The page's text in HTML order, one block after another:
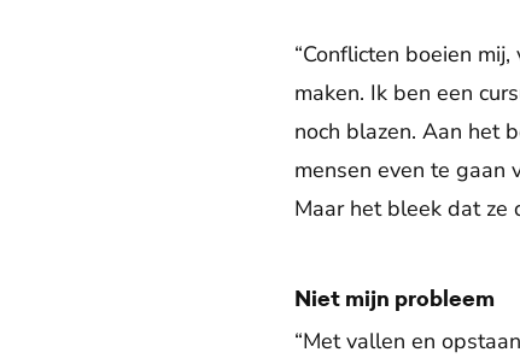
“Conflicten boeien
maken. Ik ben een
noch blazen. Aan het
mensen even te gaan
Maar het bleek dat ze
Niet mijn probleem
“Met vallen en